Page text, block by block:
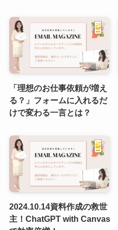
「理想のお仕事依頼が増え
る？」フォームに入れるだ
けで変わる一言とは？
2024.10.14資料作成の救世
主！ChatGPT with Canvas